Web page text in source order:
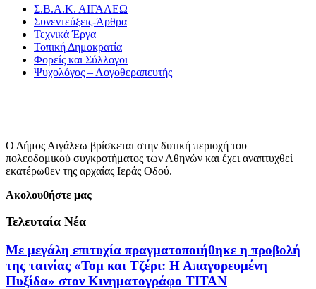
Σ.Β.Α.Κ. ΑΙΓΑΛΕΩ
Συνεντεύξεις-Άρθρα
Τεχνικά Έργα
Τοπική Δημοκρατία
Φορείς και Σύλλογοι
Ψυχολόγος – Λογοθεραπευτής
Ο Δήμος Αιγάλεω βρίσκεται στην δυτική περιοχή του
πολεοδομικού συγκροτήματος των Αθηνών και έχει αναπτυχθεί
εκατέρωθεν της αρχαίας Ιεράς Οδού.
Ακολουθήστε μας
Τελευταία Νέα
Με μεγάλη επιτυχία πραγματοποιήθηκε η προβολή
της ταινίας «Τομ και Τζέρι: Η Απαγορευμένη
Πυξίδα» στον Κινηματογράφο ΤΙΤΑΝ